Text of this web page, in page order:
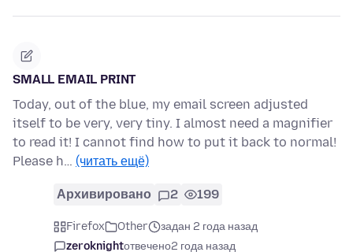
SMALL EMAIL PRINT
Today, out of the blue, my email screen adjusted
itself to be very, very tiny. I almost need a magnifier
to read it! I cannot find how to put it back to normal!
Please h… (читать ещё)
Архивировано 2 199
Firefox Other
задан 2 года назад
zeroknightотвечено2 года назад